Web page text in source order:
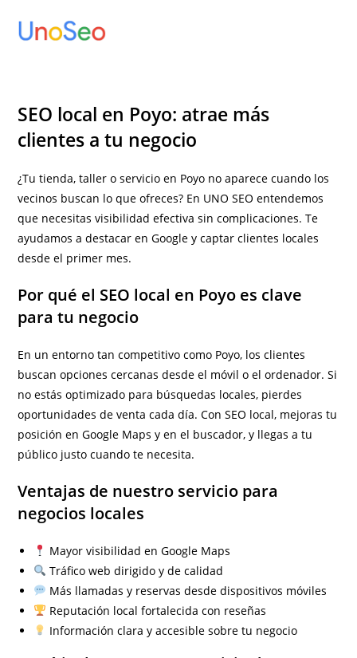
SEO local en Poyo: atrae más
clientes a tu negocio
¿Tu tienda, taller o servicio en Poyo no aparece cuando los
vecinos buscan lo que ofreces? En UNO SEO entendemos
que necesitas visibilidad efectiva sin complicaciones. Te
ayudamos a destacar en Google y captar clientes locales
desde el primer mes.
Por qué el SEO local en Poyo es clave
para tu negocio
En un entorno tan competitivo como Poyo, los clientes
buscan opciones cercanas desde el móvil o el ordenador. Si
no estás optimizado para búsquedas locales, pierdes
oportunidades de venta cada día. Con SEO local, mejoras tu
posición en Google Maps y en el buscador, y llegas a tu
público justo cuando te necesita.
Ventajas de nuestro servicio para
negocios locales
Mayor visibilidad en Google Maps
Tráfico web dirigido y de calidad
Más llamadas y reservas desde dispositivos móviles
Reputación local fortalecida con reseñas
Información clara y accesible sobre tu negocio